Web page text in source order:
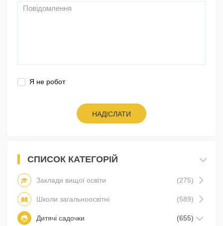
Я не робот
НАДІСЛАТИ
СПИСОК КАТЕГОРІЙ
Заклади вищої освіти (275)
Школи загальноосвітні (589)
Дитячі садочки (655)